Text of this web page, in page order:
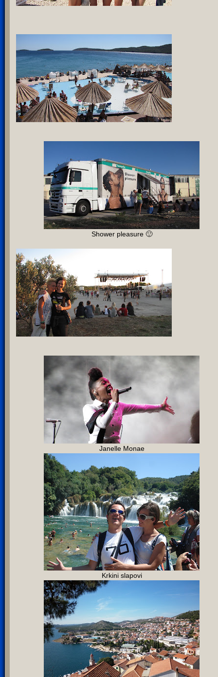
Shower pleasure 🙂
Janelle Monae
Krkini slapovi